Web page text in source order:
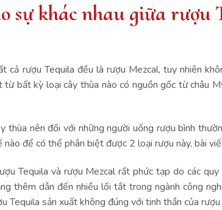
sự khác nhau giữa rượu
cả rượu Tequila đều là rượu Mezcal, tuy nhiên
từ bất kỳ loại cây thùa nào có nguồn gốc từ châu
thùa nên đối với những người uống rượu bình
nào để có thể phân biệt được 2 loại rượu này, bài
Tequila và rượu Mezcal rất phức tạp do các
thêm dẫn đến nhiều lối tắt trong ngành công
Tequila sản xuất không đúng với tinh thần của